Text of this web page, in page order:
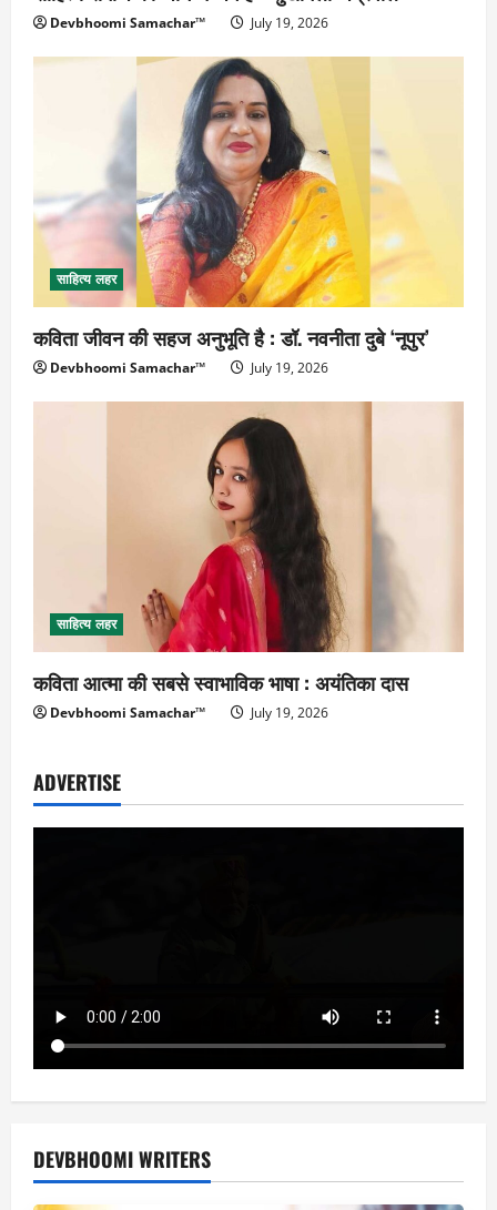
Devbhoomi Samachar™ July 19, 2026
साहित्य लहर
कविता जीवन की सहज अनुभूति है : डॉ. नवनीता दुबे ‘नूपुर’
Devbhoomi Samachar™ July 19, 2026
साहित्य लहर
कविता आत्मा की सबसे स्वाभाविक भाषा : अयंतिका दास
Devbhoomi Samachar™ July 19, 2026
ADVERTISE
DEVBHOOMI WRITERS